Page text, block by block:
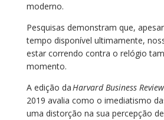
moderno.
Pesquisas demonstram que,
tempo disponível ultimamente, n
estar correndo contra o relógio
momento.
A edição daHarvard Business Review
2019 avalia como o imediatismo
uma distorção na sua percepção